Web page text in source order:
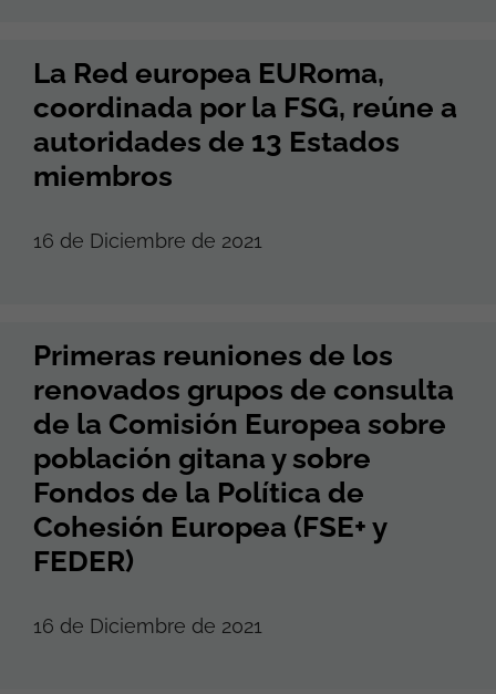
La Red europea EURoma,
coordinada por la FSG, reúne a
autoridades de 13 Estados
miembros
16 de Diciembre de 2021
Primeras reuniones de los
renovados grupos de consulta
de la Comisión Europea sobre
población gitana y sobre
Fondos de la Política de
Cohesión Europea (FSE+ y
FEDER)
16 de Diciembre de 2021